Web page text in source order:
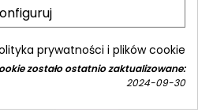
aby otrzymać powiadomienie o
prywatności i plików cookie
zostało ostatnio zaktualizowane:
2024-09-30